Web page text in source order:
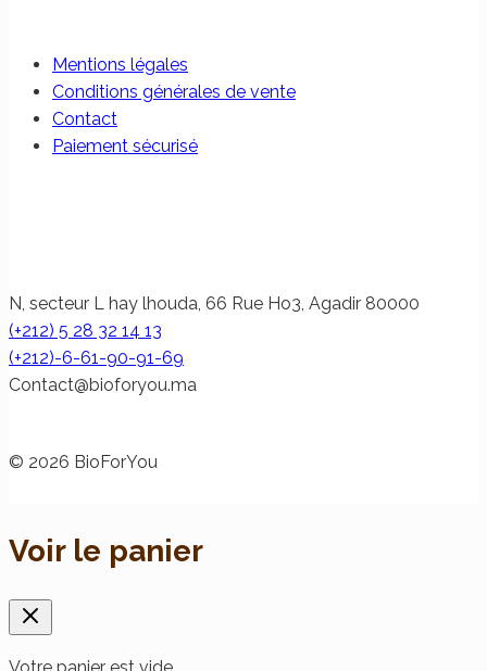
Mentions légales
Conditions générales de vente
Contact
Paiement sécurisé
N, secteur L hay lhouda, 66 Rue Ho3, Agadir 80000
(+212) 5 28 32 14 13
(+212)-6-61-90-91-69
am.uoyrofoib
@tcatnoC
© 2026 BioForYou
Voir le panier